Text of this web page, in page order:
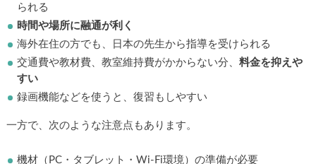
られる
時間や場所に融通が利く
海外在住の方でも、日本の先生から指導を受けられる
交通費や教材費、教室維持費がかからない分、料金を抑えや
すい
録画機能などを使うと、復習もしやすい
一方で、次のような注意点もあります。
機材（PC・タブレット・Wi-Fi環境）の準備が必要